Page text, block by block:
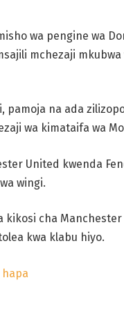
wa pengine wa
mchezaji
pamoja na ada
wa kimataifa wa
United kwenda
wingi.
kikosi cha
kwa klabu hiyo.